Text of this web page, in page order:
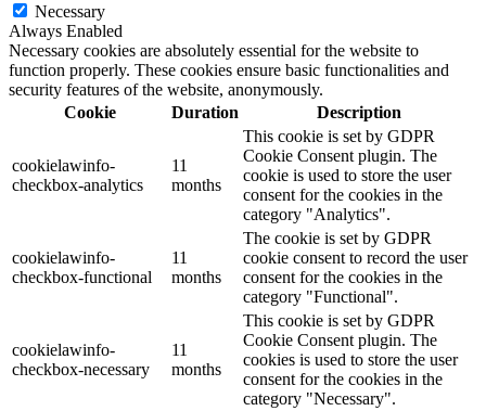
Necessary
Always Enabled
Necessary cookies are absolutely essential for the website to
function properly. These cookies ensure basic functionalities and
security features of the website, anonymously.
Cookie
Duration Description
cookielawinfo-
checkbox-analytics
11
months
This cookie is set by GDPR
Cookie Consent plugin. The
cookie is used to store the user
consent for the cookies in the
category "Analytics".
cookielawinfo-
checkbox-functional
11
months
The cookie is set by GDPR
cookie consent to record the user
consent for the cookies in the
category "Functional".
cookielawinfo-
checkbox-necessary
11
months
This cookie is set by GDPR
Cookie Consent plugin. The
cookies is used to store the user
consent for the cookies in the
category "Necessary".